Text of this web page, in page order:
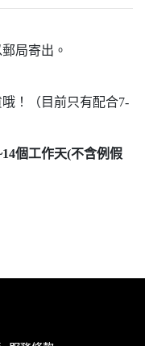
局寄出。
！（目前只有配合7-
個工作天(不含例假